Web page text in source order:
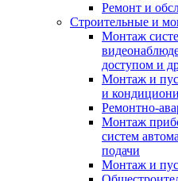
Ремонт и
Строительные и
Монтаж
доступом и
Монтаж и
и
Ремонтно-
Монтаж
систем
подачи
Монтаж и